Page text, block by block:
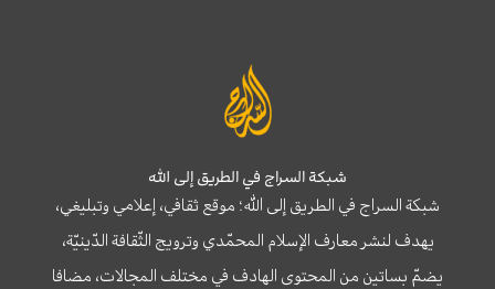
شبكة السراج في الطريق إلى الله
شبكة السراج في الطريق إلى الله؛ موقع ثقافي، إعلامي وتبليغي،
يهدف لنشر معارف الإسلام المحمّدي وترويج الثّقافة الدّينيّة،
يضمّ بساتين من المحتوى الهادف في مختلف المجالات، مضافا